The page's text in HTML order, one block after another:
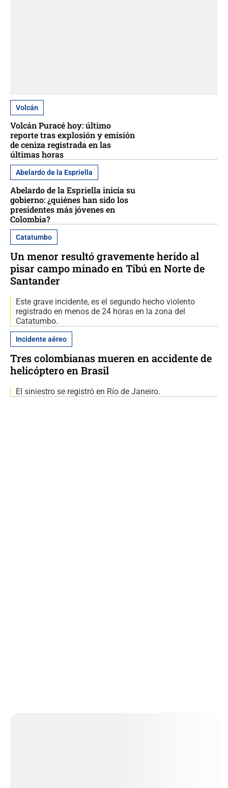
Volcán
Volcán Puracé hoy: último
reporte tras explosión y emisión
de ceniza registrada en las
últimas horas
Abelardo de la Espriella
Abelardo de la Espriella inicia su
gobierno: ¿quiénes han sido los
presidentes más jóvenes en
Colombia?
Catatumbo
Un menor resultó gravemente herido al
pisar campo minado en Tibú en Norte de
Santander
Este grave incidente, es el segundo hecho violento
registrado en menos de 24 horas en la zona del
Catatumbo.
Incidente aéreo
Tres colombianas mueren en accidente de
helicóptero en Brasil
El siniestro se registró en Río de Janeiro.